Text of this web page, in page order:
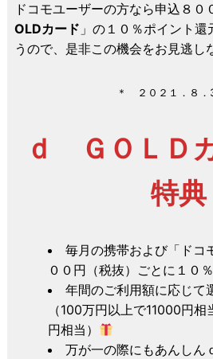
ドコモユーザーの方なら申込８０
OLDカード 」の１０％ポイント
うので、是非この機会をお見逃し
＊ ２０２１．８
ｄ ＧＯＬＤ
特典
毎月の携帯および「ドコ
００円（税抜）ごとに１０
年間のご利用額に応じて
（100万円以上で11000円
円相当）
万が一の際にもあんしん